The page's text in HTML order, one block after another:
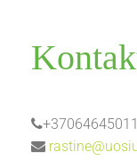
+37064645011